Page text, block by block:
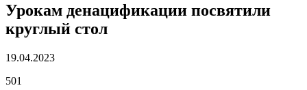
Урокам денацификации посвятили
круглый стол
19.04.2023
501